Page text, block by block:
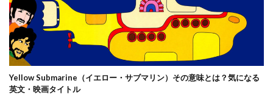
Yellow Submarine（イエロー・サブマリン）その意味とは？気になる
英文・映画タイトル